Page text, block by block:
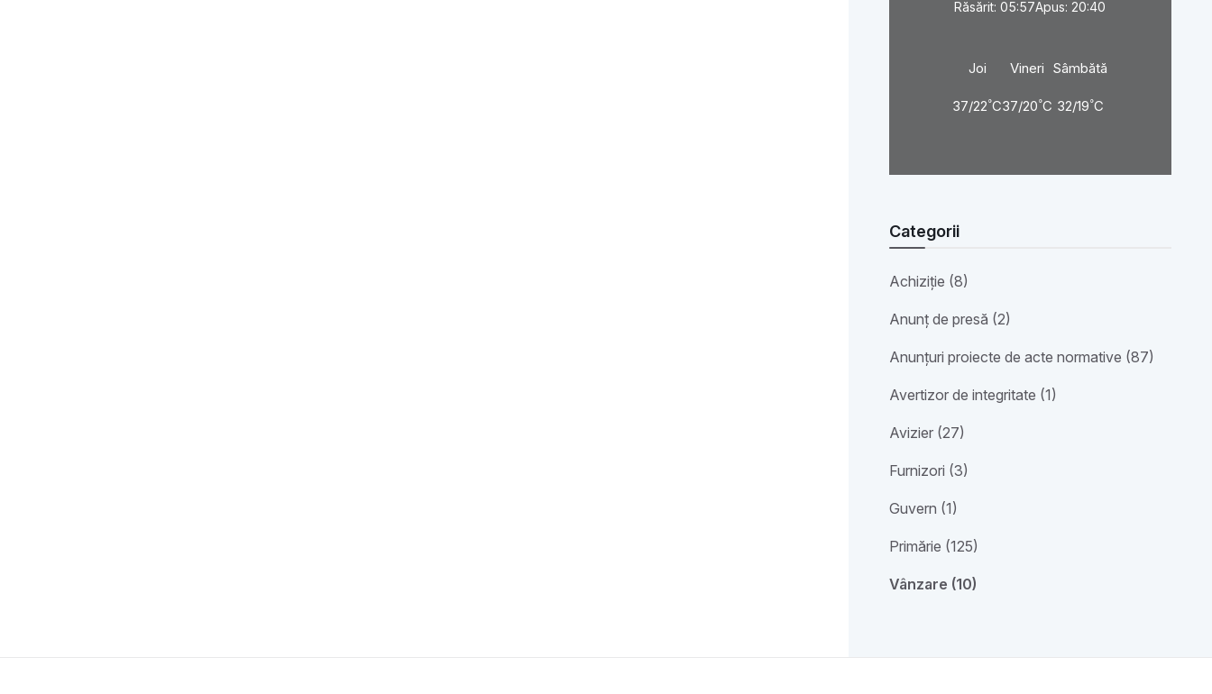
Răsărit: 05:57Apus: 20:40
Joi
37/22°C
Vineri
37/20°C
Sâmbătă
32/19°C
Categorii
Achiziție (8)
Anunț de presă (2)
Anunțuri proiecte de acte normative (87)
Avertizor de integritate (1)
Avizier (27)
Furnizori (3)
Guvern (1)
Primărie (125)
Vânzare (10)